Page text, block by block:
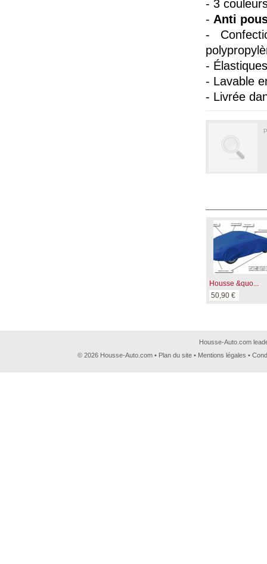
- 3
- Anti
-
-
- Lavable
- Livrée
Housse &quo...
50,90 €
Housse-Auto.com
© 2026 Housse-Auto.com • Plan du site • Mentions légales •